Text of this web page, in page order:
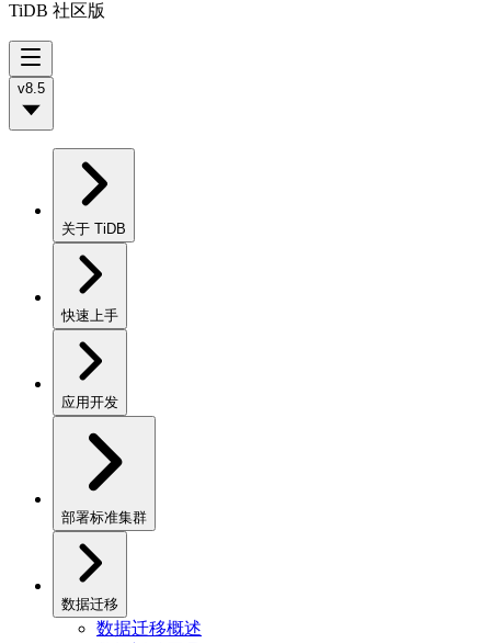
TiDB 社区版
v8.5
关于 TiDB
快速上手
应用开发
部署标准集群
数据迁移
数据迁移概述